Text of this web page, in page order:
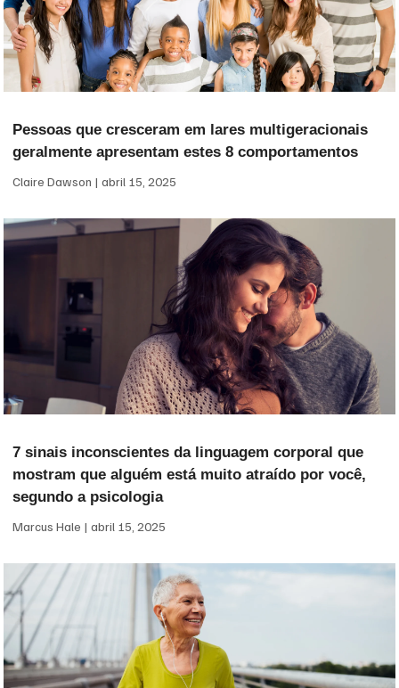
Pessoas que cresceram em lares multigeracionais
geralmente apresentam estes 8 comportamentos
Claire Dawson abril 15, 2025
7 sinais inconscientes da linguagem corporal que
mostram que alguém está muito atraído por você,
segundo a psicologia
Marcus Hale abril 15, 2025